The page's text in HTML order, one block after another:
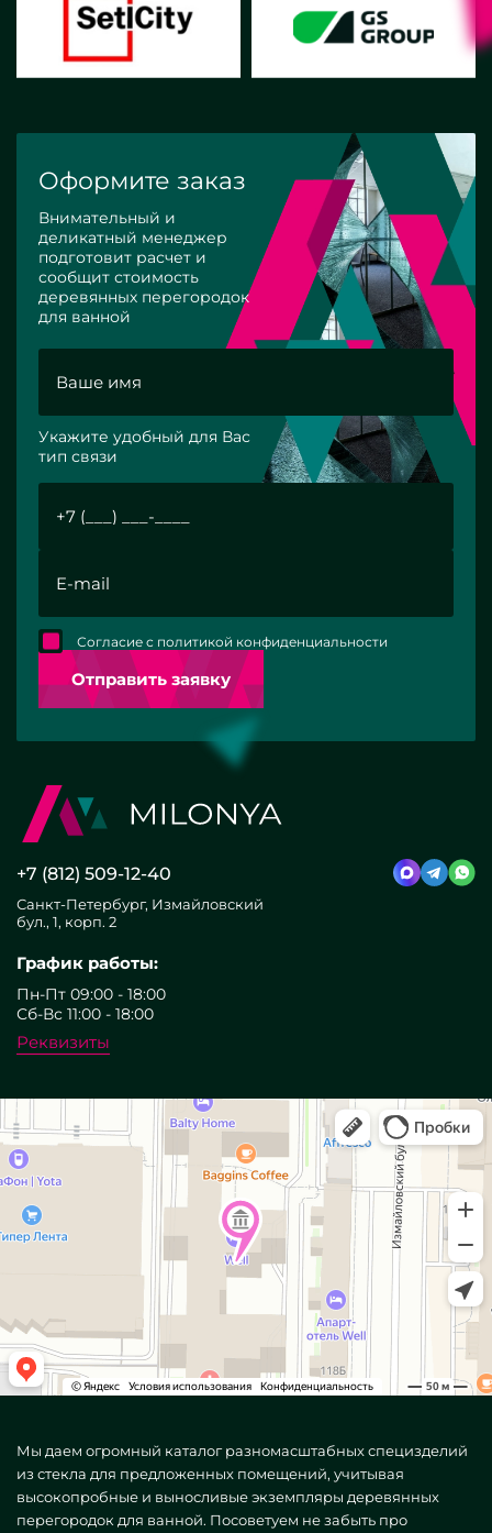
Оформите заказ
Внимательный и
деликатный менеджер
подготовит расчет и
сообщит стоимость
деревянных перегородок
для ванной
Укажите удобный для Вас
тип связи
Отправить заявку
Согласие с политикой конфиденциальности
+7 (812) 509-12-40
Санкт-Петербург, Измайловский
бул., 1, корп. 2
График работы:
Пн-Пт 09:00 - 18:00
Сб-Вс 11:00 - 18:00
Реквизиты
Мы даем огромный каталог разномасштабных специзделий
из стекла для предложенных помещений, учитывая
высокопробные и выносливые экземпляры деревянных
перегородок для ванной. Посоветуем не забыть про